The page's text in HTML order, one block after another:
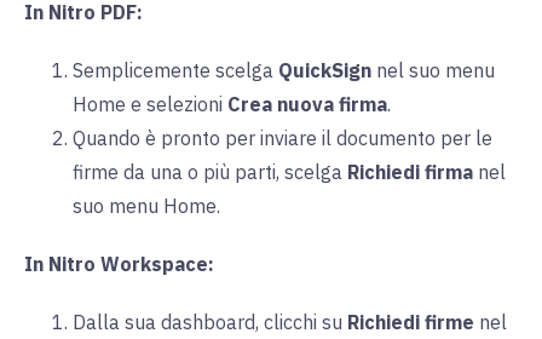
In Nitro PDF:
Semplicemente scelga QuickSign nel suo menu
Home e selezioni Crea nuova firma.
Quando è pronto per inviare il documento per le
firme da una o più parti, scelga Richiedi firma nel
suo menu Home.
In Nitro Workspace:
Dalla sua dashboard, clicchi su Richiedi firme nel